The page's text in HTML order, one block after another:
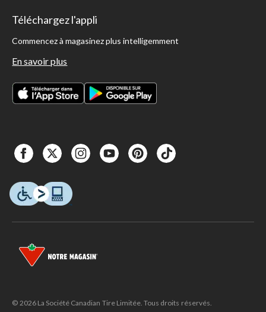
Téléchargez l'appli
Commencez à magasinez plus intelligemment
En savoir plus
© 2026 La Société Canadian Tire Limitée. Tous droits réservés.